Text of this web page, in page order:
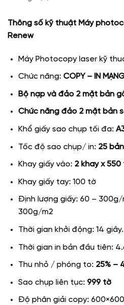
Thông số kỹ thuật Máy
Renew
Máy Photocopy laser kỹ
Chức năng: COPY – IN
Bộ nạp và đảo 2 mặt bản
Chức năng đảo 2 mặt bản
Khổ giấy sao chụp tối đa:
Tốc độ sao chụp/ in: 25
Khay giấy vào: 2 khay x 550
Khay giấy tay: 100 tờ
Định lượng giấy: 60 – 300g/
300g/m2
Thời gian khởi động: 14 giây.
Thời gian in bản đầu tiên:
Thu nhỏ / phóng to: 25% –
Sao chụp liên tục: 999 tờ
Độ phân giải copy: